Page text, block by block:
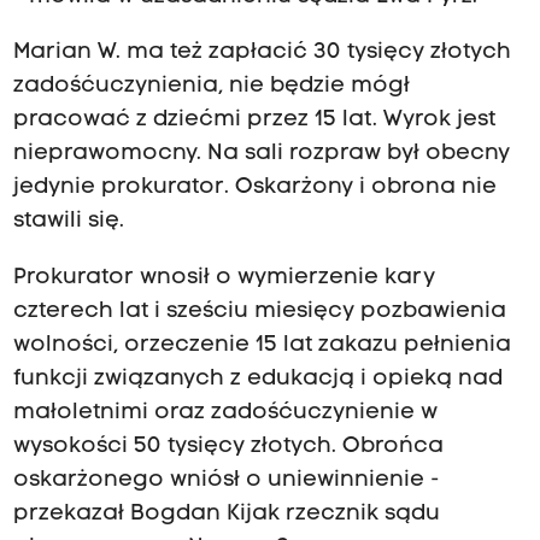
Marian W. ma też zapłacić 30 tysięcy złotych
zadośćuczynienia, nie będzie mógł
pracować z dziećmi przez 15 lat. Wyrok jest
nieprawomocny. Na sali rozpraw był obecny
jedynie prokurator. Oskarżony i obrona nie
stawili się.
Prokurator wnosił o wymierzenie kary
czterech lat i sześciu miesięcy pozbawienia
wolności, orzeczenie 15 lat zakazu pełnienia
funkcji związanych z edukacją i opieką nad
małoletnimi oraz zadośćuczynienie w
wysokości 50 tysięcy złotych. Obrońca
oskarżonego wniósł o uniewinnienie -
przekazał Bogdan Kijak rzecznik sądu